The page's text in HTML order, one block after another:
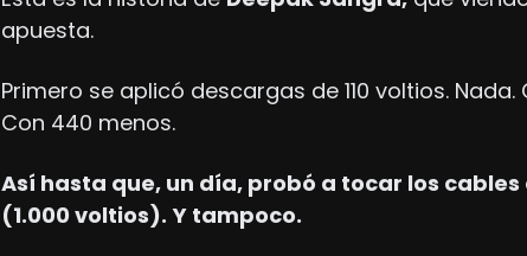
apuesta.
Primero se aplicó descargas de 110 voltios.
Con 440 menos.
Así hasta que, un día, probó a tocar los
(1.000 voltios). Y tampoco.